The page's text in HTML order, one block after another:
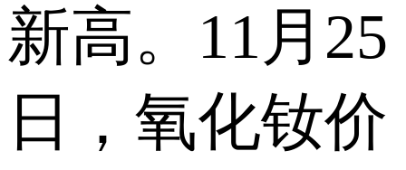
新高。11月25
日，氧化钕价